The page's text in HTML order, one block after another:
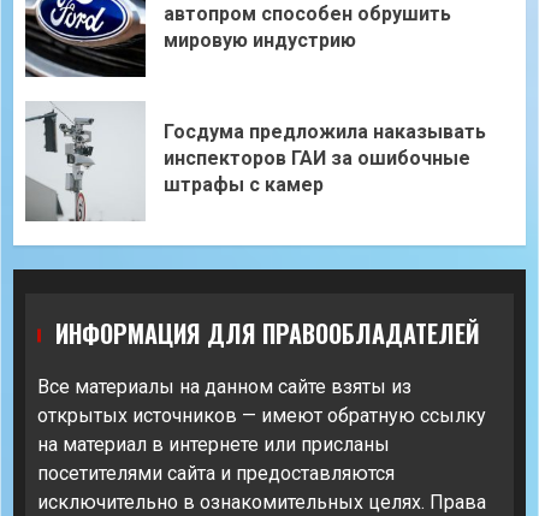
автопром способен обрушить
мировую индустрию
Госдума предложила наказывать
инспекторов ГАИ за ошибочные
штрафы с камер
ИНФОРМАЦИЯ ДЛЯ ПРАВООБЛАДАТЕЛЕЙ
Все материалы на данном сайте взяты из
открытых источников — имеют обратную ссылку
на материал в интернете или присланы
посетителями сайта и предоставляются
исключительно в ознакомительных целях. Права